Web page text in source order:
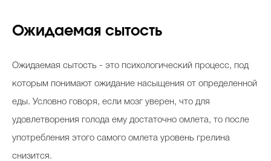
Ожидаемая сытость
Ожидаемая сытость - это психологический процесс, под
которым понимают ожидание насыщения от определенной
еды. Условно говоря, если мозг уверен, что для
удовлетворения голода ему достаточно омлета, то после
употребления этого самого омлета уровень грелина
снизится.